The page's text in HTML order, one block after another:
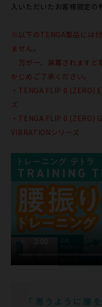
入いただいたお客様限定の
※以下のTENGA製品には
ません。
万が一、装着されますと
かじめご了承ください。
・TENGA FLIP 0 (ZERO)
ズ
・TENGA FLIP 0 (ZERO)
VIBRATIONシリーズ